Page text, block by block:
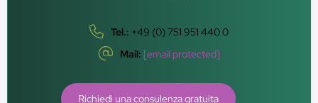
Tel.: +49 (0) 751 951 440 0
Mail: [email protected]
Richiedi una consulenza gratuita